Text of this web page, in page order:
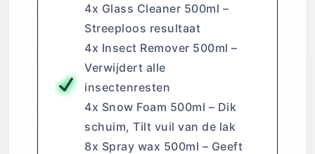
4x Glass Cleaner 500ml –
Streeploos resultaat
4x Insect Remover 500ml –
Verwijdert alle
insectenresten
4x Snow Foam 500ml – Dik
schuim, Tilt vuil van de lak
8x Spray wax 500ml – Geeft